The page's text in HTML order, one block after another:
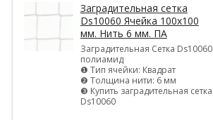
Заградительная сетка
Ds10060 Ячейка 100х100
мм. Нить 6 мм. ПА
Заградительная Сетка Ds10060
полиамид
❶ Тип ячейки: Квадрат
❷ Толщина нити: 6 мм
❸ Купить заградительная сетка
Ds10060